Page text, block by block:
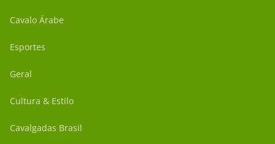
Cavalo Árabe
Esportes
Geral
Cultura & Estilo
Cavalgadas Brasil